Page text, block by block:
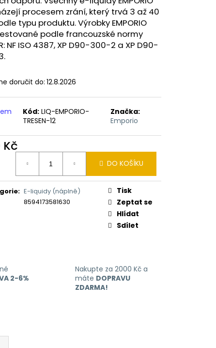
procesem zrání, který trvá 3 až 40
typu produktu. Výrobky EMPORIO
podle francouzské normy
NF ISO 4387, XP D90-300-2 a XP D90-
doručit do: 12.8.2026
Kód: LIQ-EMPORIO-
TRESEN-12
Značka:
Emporio
Kč
DO KOŠÍKU
: E-liquidy (náplně)
8594173581630
Tisk
Zeptat se
Hlídat
Sdílet
2-6%
Nakupte za 2000 Kč a
máte DOPRAVU
ZDARMA!
BLEND 10ML-
TABÁK)